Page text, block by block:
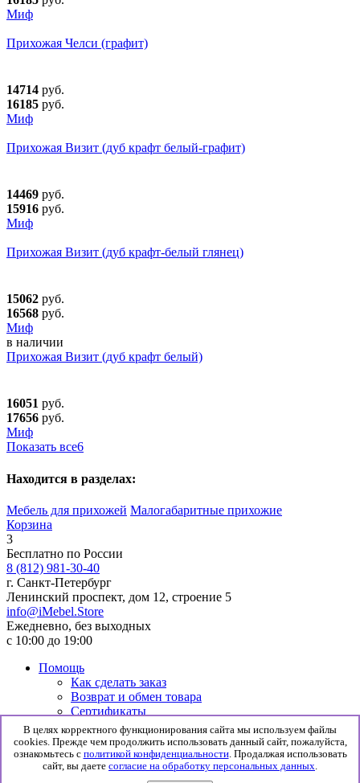
Миф
Прихожая Челси (графит)
14714 руб.
16185 руб.
Миф
Прихожая Визит (дуб крафт белый-графит)
14469 руб.
15916 руб.
Миф
Прихожая Визит (дуб крафт-белый глянец)
15062 руб.
16568 руб.
Миф
в наличии
Прихожая Визит (дуб крафт белый)
16051 руб.
17656 руб.
Миф
Показать все6
Находится в разделах:
Мебель для прихожей Малогабаритные прихожие
Корзина
3
Бесплатно по России
8 (812) 981-30-40
г. Санкт-Петербург
Ленинский проспект, дом 12, строение 5
info@iMebel.Store
Ежедневно, без выходных
с 10:00 до 19:00
Помощь
Как сделать заказ
Возврат и обмен товара
Сертификаты
Информация
Гарантия
Доставка и сборка
Политика конфиденциальности
В целях корректного функционирования сайта мы используем файлы
cookies. Прежде чем продолжить использовать данный сайт, пожалуйста,
ознакомьтесь с политикой конфиденциальности. Продалжая использовать
сайт, вы даете согласие на обработку персональных данных.